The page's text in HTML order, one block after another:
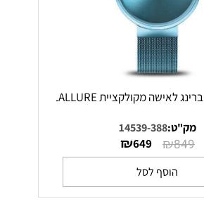
מק"ט:14539-388
₪849
₪649
הוסף לסל